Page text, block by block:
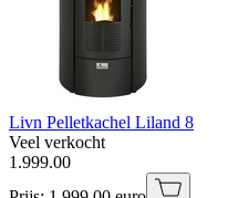
Livn Pelletkachel Liland 8
Veel verkocht
1 .999.00